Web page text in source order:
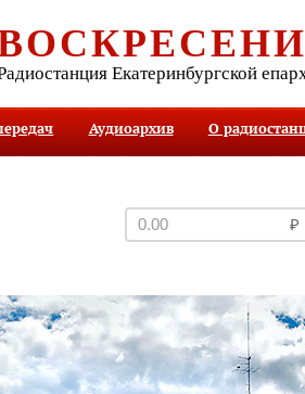
Екатеринбургской
Аудиоархив О